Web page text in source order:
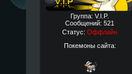
Группа: V.I.P.
Сообщений: 521
Статус: Оффлайн
Покемоны сайта: